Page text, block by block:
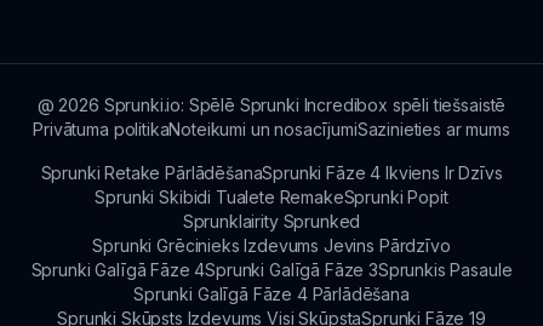
@ 2026 Sprunki.io: Spēlē Sprunki Incredibox spēli tiešsaistē
Privātuma politikaNoteikumi un nosacījumiSazinieties ar mums
Sprunki Retake PārlādēšanaSprunki Fāze 4 Ikviens Ir Dzīvs
Sprunki Skibidi Tualete RemakeSprunki Popit
Sprunklairity Sprunked
Sprunki Grēcinieks Izdevums Jevins Pārdzīvo
Sprunki Galīgā Fāze 4Sprunki Galīgā Fāze 3Sprunkis Pasaule
Sprunki Galīgā Fāze 4 Pārlādēšana
Sprunki Skūpsts Izdevums Visi SkūpstaSprunki Fāze 19